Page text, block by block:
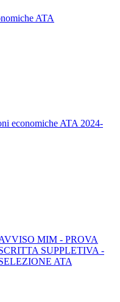
ATA
economiche ATA 2024-
MIM - PROVA
SUPPLETIVA -
ATA